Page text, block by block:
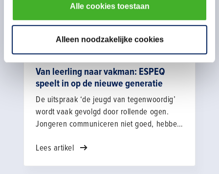
Alle cookies toestaan
Alleen noodzakelijke cookies
Gerelateerd nieuws
Maandag 3 augustus 2026
Van leerling naar vakman: ESPEQ
speelt in op de nieuwe generatie
De uitspraak ‘de jeugd van tegenwoordig’
wordt vaak gevolgd door rollende ogen.
Jongeren communiceren niet goed, hebben
materialistisch. “Als dat allemaal al zo zou
Lees artikel